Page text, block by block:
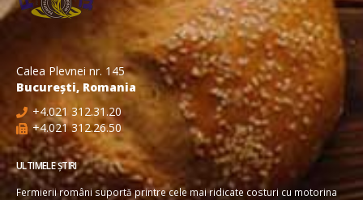
Calea Plevnei nr. 145
București, Romania
+4.021 312.31.20
+4.021 312.26.50
ULTIMELE ȘTIRI
Fermierii români suportă printre cele mai ridicate costuri cu motorina